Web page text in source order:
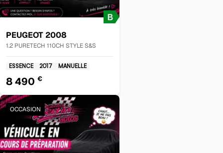
PEUGEOT 2008
1.2 PURETECH 110CH STYLE S&S
ESSENCE 2017 MANUELLE
8 490 €
OCCASION